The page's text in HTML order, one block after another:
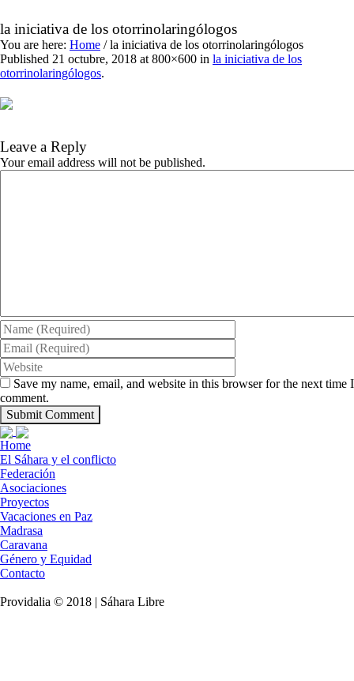
la iniciativa de los otorrinolaringólogos
You are here: Home /la iniciativa de los otorrinolaringólogos
Published 21 octubre, 2018 at 800×600 in la iniciativa de los
otorrinolaringólogos.
Leave a Reply
Your email address will not be published.
Save my name, email, and website in this browser for the next time I
comment.
Home
El Sáhara y el conflicto
Federación
Asociaciones
Proyectos
Vacaciones en Paz
Madrasa
Caravana
Género y Equidad
Contacto
Providalia © 2018 | Sáhara Libre